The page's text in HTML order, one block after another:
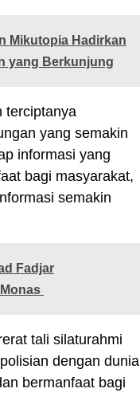
Mikutopia Hadirkan
yang Berkunjung
terciptanya
yang semakin
informasi yang
bagi masyarakat,
semakin
Fadjar
tali silaturahmi
dengan dunia
bermanfaat bagi